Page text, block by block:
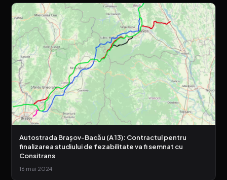
Autostrada Brașov-Bacău (A 13): Contractul pentru
finalizarea studiului de fezabilitate va fi semnat cu
Consitrans
16 mai 2024